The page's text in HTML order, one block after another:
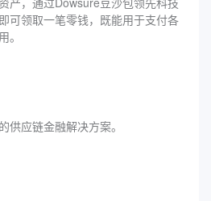
可领取一笔零钱，既能用于支付各
。
供应链金融解决方案。